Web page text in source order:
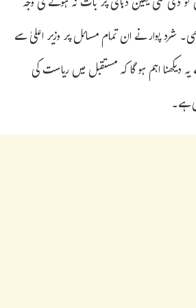
شرد پوار نے ان تمام مسائل پر وزیر اعلیٰ سے
اہم ہو گا کہ مستقبل میں ریاست کی
ہے۔